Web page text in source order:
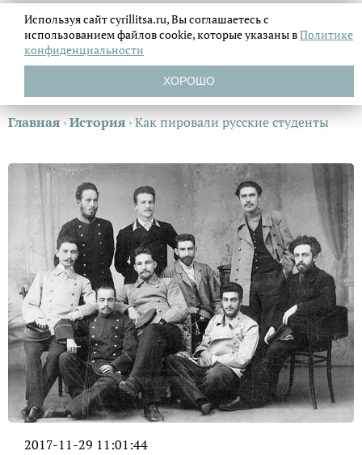
Главная ›История ›Как пировали русские студенты
2017-11-29 11:01:44
Используя сайт cyrillitsa.ru, Вы соглашаетесь с
использованием файловcookie, которые указаны вПолитике
конфиденциальности
ХОРОШО